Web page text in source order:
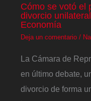
Cómo se votó el
divorcio
Economía
Deja un comentario /
La Cámara de
en último debate,
divorcio de forma